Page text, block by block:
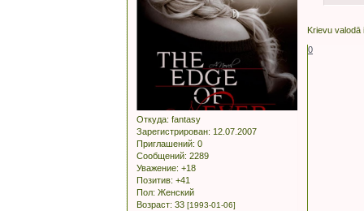
Откуда: fantasy
Зарегистрирован: 12.07.2007
Приглашений: 0
Сообщений: 2289
Уважение: +18
Позитив: +41
Пол: Женский
Возраст: 33 [1993-01-06]
Krievu valodā
0